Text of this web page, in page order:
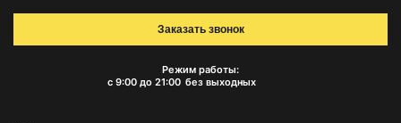
Режим работы:
с 9:00 до 21:00 без выходных
Заказать звонок